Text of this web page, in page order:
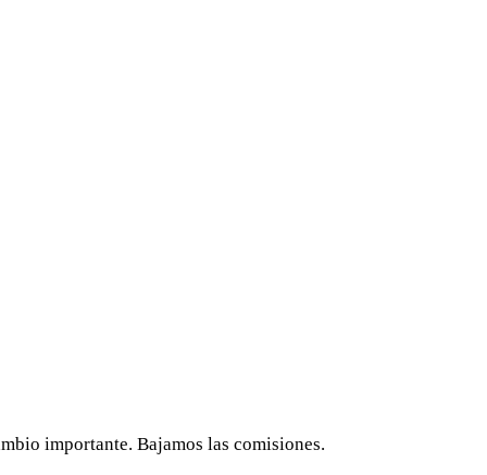
importante. Bajamos las comisiones.